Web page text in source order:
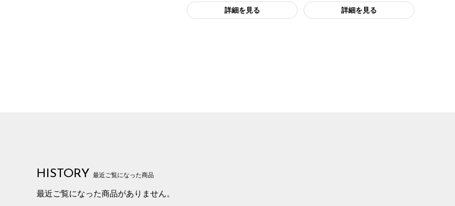
詳細を見る 詳細を見る
HISTORY 最近ご覧になった商品
最近ご覧になった商品がありません。